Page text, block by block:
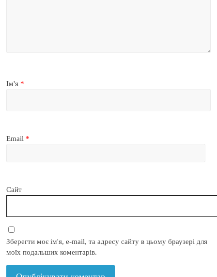
Ім'я *
Email *
Сайт
Зберегти моє ім'я, e-mail, та адресу сайту в цьому браузері для
моїх подальших коментарів.